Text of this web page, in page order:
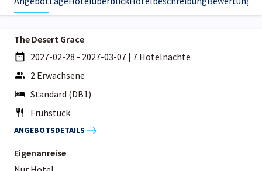
The Desert Grace
2027-02-28 - 2027-03-07 | 7 Hotelnächte
2 Erwachsene
Standard (DB1)
Frühstück
ANGEBOTSDETAILS
Eigenanreise